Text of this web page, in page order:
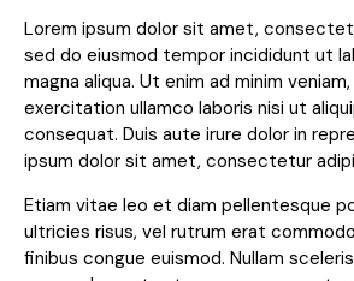
Lorem ipsum dolor sit amet,
sed do eiusmod tempor incididunt ut
magna aliqua. Ut enim ad minim
exercitation ullamco laboris nisi ut
consequat. Duis aute irure dolor in
ipsum dolor sit amet, consectetur
Etiam vitae leo et diam pellentesque
ultricies risus, vel rutrum erat
finibus congue euismod. Nullam